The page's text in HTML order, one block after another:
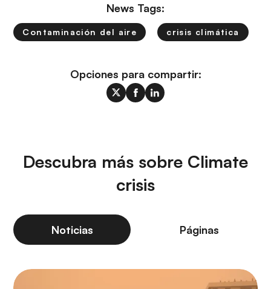
News Tags:
Contaminación del aire crisis climática
Opciones para compartir:
Descubra más sobre Climate
crisis
Noticias Páginas